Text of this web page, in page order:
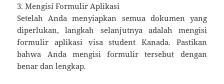
3. Mengisi Formulir Aplikasi
Setelah Anda menyiapkan semua dokumen yang
diperlukan, langkah selanjutnya adalah mengisi
formulir aplikasi visa student Kanada. Pastikan
bahwa Anda mengisi formulir tersebut dengan
benar dan lengkap.